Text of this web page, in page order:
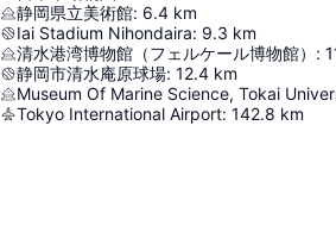
静岡県立美術館: 6.4 km
Iai Stadium Nihondaira: 9.3 km
清水港湾博物館（フェルケール博物館） :
静岡市清水庵原球場: 12.4 km
Museum Of Marine Science, Tokai
Tokyo International Airport: 142.8 km